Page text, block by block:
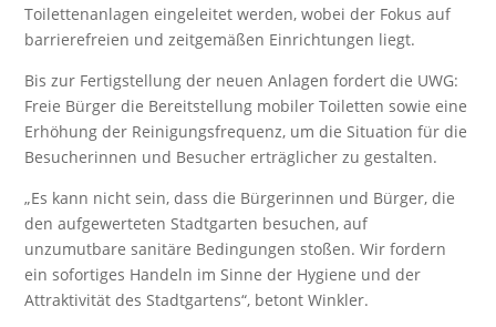
Toilettenanlagen eingeleitet werden, wobei der Fokus auf
barrierefreien und zeitgemäßen Einrichtungen liegt.
Bis zur Fertigstellung der neuen Anlagen fordert die UWG:
Freie Bürger die Bereitstellung mobiler Toiletten sowie eine
Erhöhung der Reinigungsfrequenz, um die Situation für die
Besucherinnen und Besucher erträglicher zu gestalten.
„Es kann nicht sein, dass die Bürgerinnen und Bürger, die
den aufgewerteten Stadtgarten besuchen, auf
unzumutbare sanitäre Bedingungen stoßen. Wir fordern
ein sofortiges Handeln im Sinne der Hygiene und der
Attraktivität des Stadtgartens“, betont Winkler.